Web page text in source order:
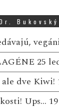
25
dve Kiwi!
Ups…